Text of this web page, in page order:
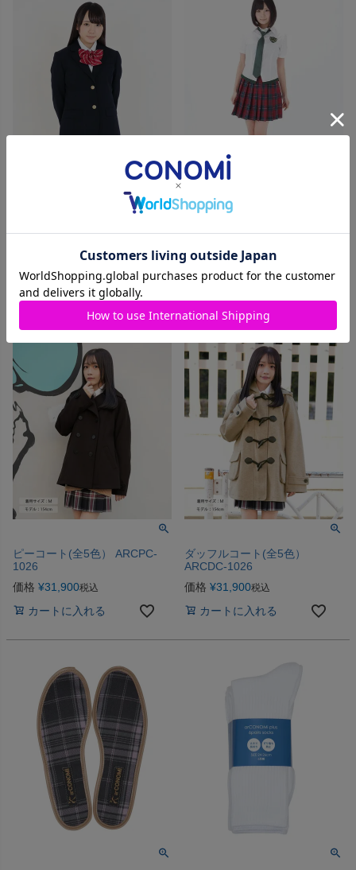
【大きいサイズ】レギュラーブ
2023E 【ELサイズ】
税込
カートに入れる
価格 ¥30,800税込
カートに入れる
ピーコート(全5色） ARCPC-
1026
価格 ¥31,900税込
カートに入れる
ダッフルコート(全5色）
ARCDC-1026
価格 ¥31,900税込
カートに入れる